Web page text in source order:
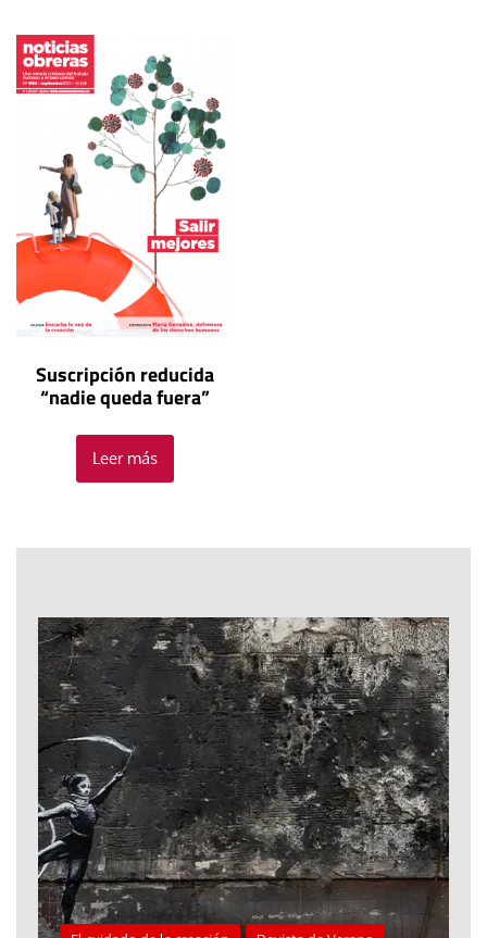
Suscripción reducida
“nadie queda fuera”
Leer más